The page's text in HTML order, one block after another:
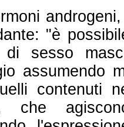
"è
di sesso
assumendo
contenuti
che